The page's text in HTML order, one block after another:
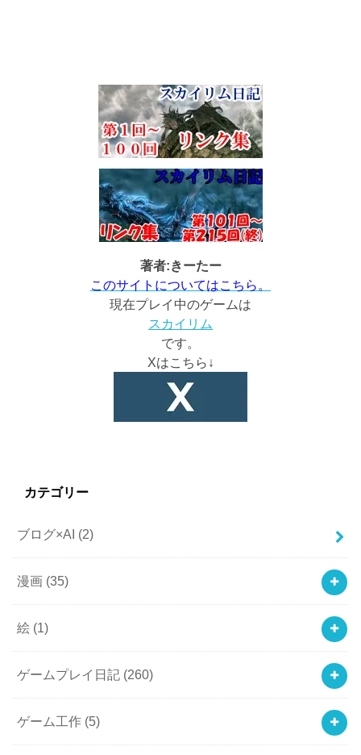
著者:きーたー
このサイトについてはこちら。
現在プレイ中のゲームは
スカイリム
です。
Xはこちら↓
カテゴリー
ブログ×AI (2)
漫画 (35)
絵 (1)
ゲームプレイ日記 (260)
ゲーム工作 (5)